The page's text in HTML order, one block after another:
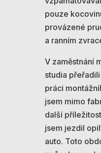
pouze
provázené
a ranním
V zaměstnání
studia
práci
jsem mimo
další
jsem jezdil
auto. Toto